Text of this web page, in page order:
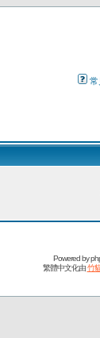
常
Powered by
繁體中文化由竹